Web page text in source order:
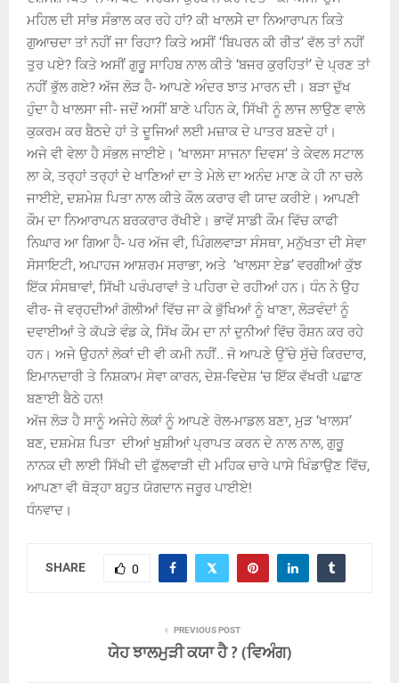
ਮਹਿਲ ਦੀ ਸਾਂਭ ਸੰਭਾਲ ਕਰ ਰਹੇ ਹਾਂ? ਕੀ ਖਾਲਸੇੇ ਦਾ ਨਿਆਰਾਪਨ ਕਿਤੇ
ਗੁਆਚਦਾ ਤਾਂ ਨਹੀਂ ਜਾ ਰਿਹਾ? ਕਿਤੇ ਅਸੀਂ ‘ਬਿਪਰਨ ਕੀ ਰੀਤ’ ਵੱਲ ਤਾਂ ਨਹੀਂ
ਤੁਰ ਪਏ? ਕਿਤੇ ਅਸੀਂ ਗੁਰੂੁ ਸਾਹਿਬ ਨਾਲ ਕੀਤੇ ‘ਬਜਰ ਕੁਰਹਿਤਾਂ’ ਦੇ ਪ੍ਰਣ ਤਾਂ
ਨਹੀਂ ਭੁੱਲ ਗਏ? ਅੱਜ ਲੋੜ ਹੈ- ਆਪਣੇ ਅੰਦਰ ਝਾਤ ਮਾਰਨ ਦੀ। ਬੜਾ ਦੁੱਖ
ਹੁੰਦਾ ਹੈ ਖਾਲਸਾ ਜੀ- ਜਦੋਂ ਅਸੀਂ ਬਾਣੇ ਪਹਿਨ ਕੇ, ਸਿੱਖੀ ਨੂੰ ਲਾਜ ਲਾਉਣ ਵਾਲੇ
ਕੁਕਰਮ ਕਰ ਬੈਠਦੇ ਹਾਂ ਤੇ ਦੂਜਿਆਂ ਲਈ ਮਜ਼ਾਕ ਦੇ ਪਾਤਰ ਬਣਦੇ ਹਾਂ।
ਅਜੇ ਵੀ ਵੇਲਾ ਹੈ ਸੰਭਲ ਜਾਈਏ। ‘ਖਾਲਸਾ ਸਾਜਨਾ ਦਿਵਸ’ ਤੇ ਕੇਵਲ ਸਟਾਲ
ਲਾ ਕੇ, ਤਰ੍ਹਾਂ ਤਰ੍ਹਾਂ ਦੇ ਖਾਣਿਆਂ ਦਾ ਤੇ ਮੇਲੇ ਦਾ ਅਨੰਦ ਮਾਣ ਕੇ ਹੀ ਨਾ ਚਲੇ
ਜਾਈਏ, ਦਸ਼ਮੇਸ਼ ਪਿਤਾ ਨਾਲ ਕੀਤੇ ਕੌਲ ਕਰਾਰ ਵੀ ਯਾਦ ਕਰੀਏ। ਆਪਣੀ
ਕੌਮ ਦਾ ਨਿਆਰਾਪਨ ਬਰਕਰਾਰ ਰੱਖੀਏ। ਭਾਵੇਂ ਸਾਡੀ ਕੌਮ ਵਿੱਚ ਕਾਫੀ
ਨਿਘਾਰ ਆ ਗਿਆ ਹੈ- ਪਰ ਅੱਜ ਵੀ, ਪਿੰਗਲਵਾੜਾ ਸੰਸਥਾ, ਮਨੁੱਖਤਾ ਦੀ ਸੇਵਾ
ਸੋਸਾਇਟੀ, ਅਪਾਹਜ ਆਸ਼ਰਮ ਸਰਾਭਾ, ਅਤੇ ‘ਖਾਲਸਾ ਏਡ’ ਵਰਗੀਆਂ ਕੁੱਝ
ਇੱਕ ਸੰਸਥਾਵਾਂ, ਸਿੱਖੀ ਪਰੰਪਰਾਵਾਂ ਤੇ ਪਹਿਰਾ ਦੇ ਰਹੀਆਂ ਹਨ। ਧੰਨ ਨੇ ਉਹ
ਵੀਰ- ਜੋ ਵਰ੍ਹਦੀਆਂ ਗੋਲੀਆਂ ਵਿੱਚ ਜਾ ਕੇ ਭੁੱਖਿਆਂ ਨੂੰ ਖਾਣਾ, ਲੋੜਵੰਦਾਂ ਨੂੰ
ਦਵਾਈਆਂ ਤੇ ਕੱਪੜੇ ਵੰਡ ਕੇ, ਸਿੱਖ ਕੌਮ ਦਾ ਨਾਂ ਦੁਨੀਆਂ ਵਿੱਚ ਰੌਸ਼ਨ ਕਰ ਰਹੇ
ਹਨ। ਅਜੇ ਉਹਨਾਂ ਲੋਕਾਂ ਦੀ ਵੀ ਕਮੀ ਨਹੀਂ.. ਜੋ ਆਪਣੇ ਉੱਚੇ ਸੁੱਚੇ ਕਿਰਦਾਰ,
ਇਮਾਨਦਾਰੀ ਤੇ ਨਿਸ਼ਕਾਮ ਸੇਵਾ ਕਾਰਨ, ਦੇਸ਼-ਵਿਦੇਸ਼ ‘ਚ ਇੱਕ ਵੱਖਰੀ ਪਛਾਣ
ਬਣਾਈ ਬੈਠੇ ਹਨ!
ਅੱਜ ਲੋੜ ਹੈ ਸਾਨੂੰ ਅਜੇਹੇ ਲੋਕਾਂ ਨੂੰ ਆਪਣੇ ਰੋਲ-ਮਾਡਲ ਬਣਾ, ਮੁੜ ‘ਖਾਲਸ’
ਬਣ, ਦਸ਼ਮੇਸ਼ ਪਿਤਾ ਦੀਆਂ ਖੁਸ਼ੀਆਂ ਪ੍ਰਾਪਤ ਕਰਨ ਦੇ ਨਾਲ ਨਾਲ, ਗੁਰੂੁ
ਨਾਨਕ ਦੀ ਲਾਈ ਸਿੱਖੀ ਦੀ ਫੁੱਲਵਾੜੀ ਦੀ ਮਹਿਕ ਚਾਰੇ ਪਾਸੇ ਖਿੰਡਾਉਣ ਵਿੱਚ,
ਆਪਣਾ ਵੀ ਥੋੜ੍ਹਾ ਬਹੁਤ ਯੋਗਦਾਨ ਜਰੂਰ ਪਾਈਏ!
ਧੰਨਵਾਦ।
SHARE 0
PREVIOUS POST
ਯੇਹ ਝਾਲਮੁੜੀ ਕਯਾ ਹੈ ? (ਵਿਅੰਗ)